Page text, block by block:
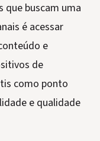
buscam uma
é acessar
e
de
como ponto
e qualidade